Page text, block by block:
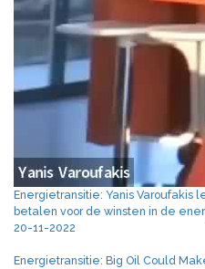
Energietransitie: Yanis Varoufakis
betalen voor de winsten in de
20-11-2022
Energietransitie: Big Oil Could